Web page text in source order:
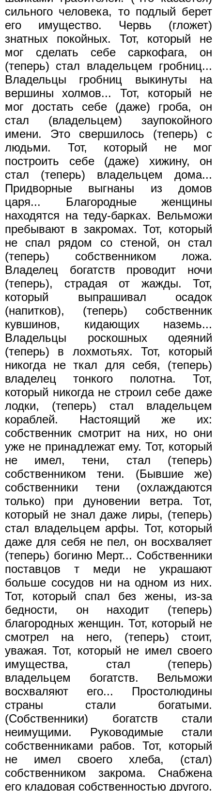
сильного человека, то подлый берет
его имущество. Червь (гложет)
знатных покойных. Тот, который не
мог сделать себе саркофага, он
(теперь) стал владельцем гробниц...
Владельцы гробниц выкинуты на
вершины холмов... Тот, который не
мог достать себе (даже) гроба, он
стал (владельцем) заупокойного
имени. Это свершилось (теперь) с
людьми. Тот, который не мог
построить себе (даже) хижину, он
стал (теперь) владельцем дома...
Придворные выгнаны из домов
царя... Благородные женщины
находятся на теду-барках. Вельможи
пребывают в закромах. Тот, который
не спал рядом со стеной, он стал
(теперь) собственником ложа.
Владелец богатств проводит ночи
(теперь), страдая от жажды. Тот,
который выпрашивал осадок
(напитков), (теперь) собственник
кувшинов, кидающих наземь...
Владельцы роскошных одеяний
(теперь) в лохмотьях. Тот, который
никогда не ткал для себя, (теперь)
владелец тонкого полотна. Тот,
который никогда не строил себе даже
лодки, (теперь) стал владельцем
кораблей. Настоящий же их:
собственник смотрит на них, но они
уже нe принадлежат ему. Тот, который
не имел, тени, стал (теперь)
собственником тени. (Бывшие же)
собственники тени (охлаждаются
только) при дуновении ветра. Тот,
который не знал даже лиры, (теперь)
стал владельцем арфы. Тот, который
даже для себя не пел, он восхваляет
(теперь) богиню Мерт... Собственники
поставцов т меди не украшают
больше сосудов ни на одном из них.
Тот, который спал без жены, из-за
бедности, он находит (теперь)
благородных женщин. Тот, который не
смотрел на него, (теперь) стоит,
уважая. Тот, который не имел своего
имущества, стал (теперь)
владельцем богатств. Вельможи
восхваляют его... Простолюдины
страны стали богатыми.
(Собственники) богатств стали
неимущими. Руководимые стали
собственниками рабов. Тот, который
не имел своего хлеба, (стал)
собственником закрома. Снабжена
его кладовая собственностью другого.